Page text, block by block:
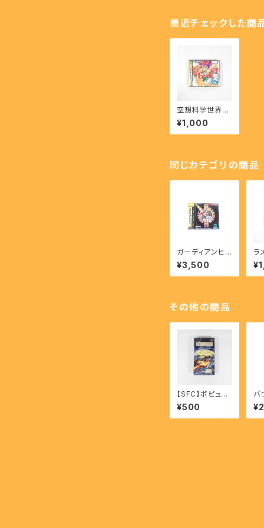
最近チェックした商
空想科学世界ガ
リバーボーイ -
Gulliver Boy
【SS】
¥1,000
同じカテゴリの商品
ガーディアンヒ
ーローズ - GUA
RDIAN HEROE
S 【SS】
¥3,500
ラ
-
X
その他の商品
【SFC】ポピュラ
ス - POPULOU
S
¥500
バ
ー
S】